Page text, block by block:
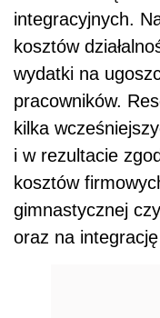
integracyjnych.
kosztów
wydatki na
pracowników.
kilka
i w rezultacie
kosztów
gimnastycznej
oraz na